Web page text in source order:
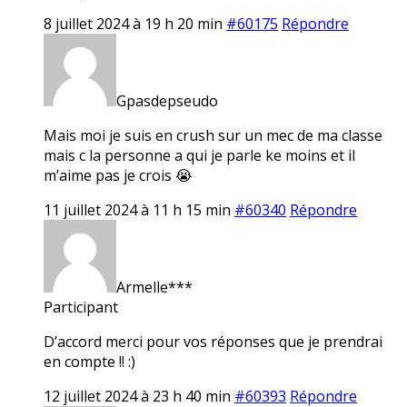
8 juillet 2024 à 19 h 20 min #60175 Répondre
Gpasdepseudo
Mais moi je suis en crush sur un mec de ma classe
mais c la personne a qui je parle ke moins et il
m’aime pas je crois 😭
11 juillet 2024 à 11 h 15 min #60340 Répondre
Armelle***
Participant
D’accord merci pour vos réponses que je prendrai
en compte !! :)
12 juillet 2024 à 23 h 40 min #60393 Répondre